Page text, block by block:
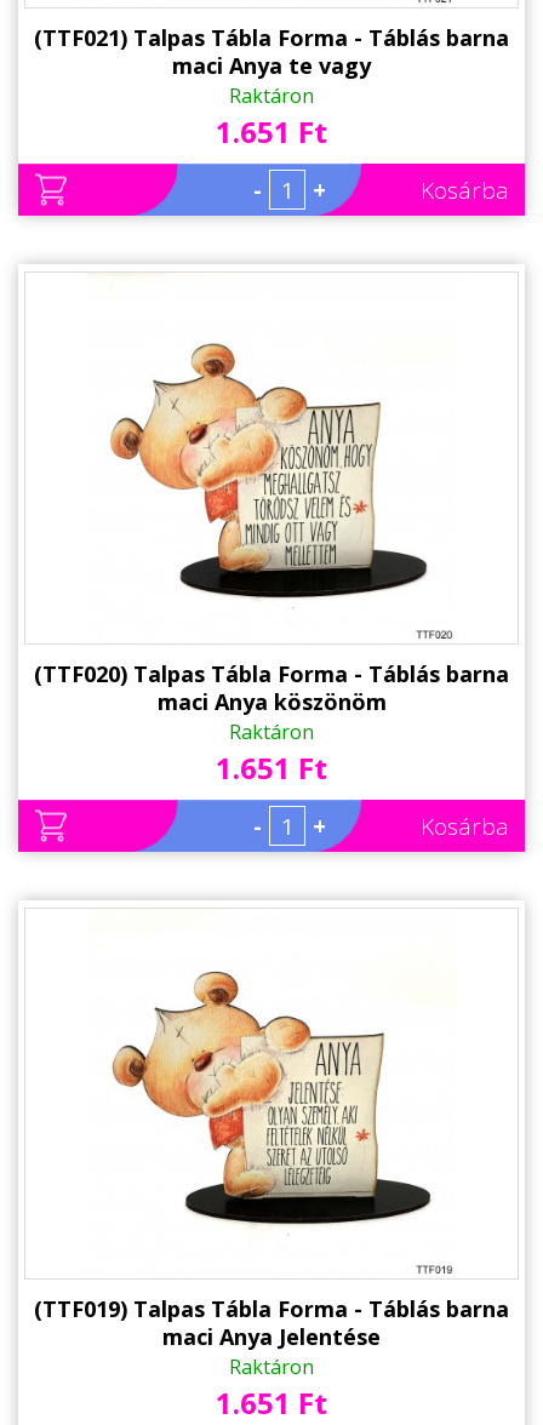
(TTF021) Talpas Tábla Forma - Táblás barna
maci Anya te vagy
Raktáron
1.651 Ft
- + Kosárba
(TTF020) Talpas Tábla Forma - Táblás barna
maci Anya köszönöm
Raktáron
1.651 Ft
- + Kosárba
(TTF019) Talpas Tábla Forma - Táblás barna
maci Anya Jelentése
Raktáron
1.651 Ft